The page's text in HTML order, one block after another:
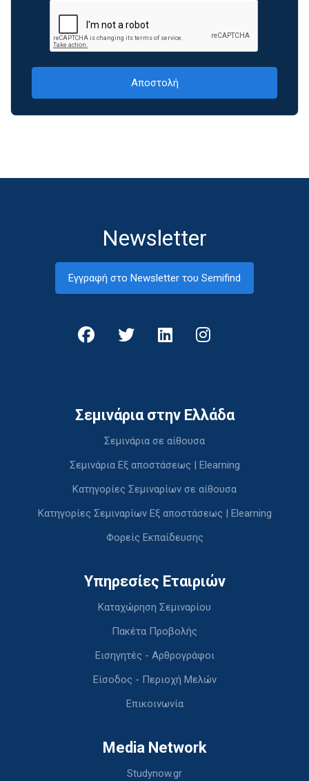
Newsletter
Εγγραφή στο Newsletter του Semifind
Σεμινάρια στην Ελλάδα
Σεμινάρια σε αίθουσα
Σεμινάρια Εξ αποστάσεως | Elearning
Κατηγορίες Σεμιναρίων σε αίθουσα
Κατηγορίες Σεμιναρίων Εξ αποστάσεως | Elearning
Φορείς Εκπαίδευσης
Υπηρεσίες Εταιριών
Καταχώρηση Σεμιναρίου
Πακέτα Προβολής
Εισηγητές - Αρθρογράφοι
Είσοδος - Περιοχή Μελών
Επικοινωνία
Media Network
Studynow.gr